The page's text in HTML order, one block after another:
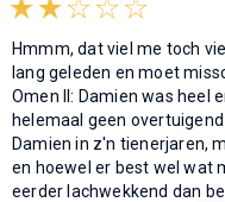
Hmmm, dat viel me toch
lang geleden en moet
Omen II: Damien was heel
helemaal geen
Damien in z'n tienerjaren,
en hoewel er best wel wat
eerder lachwekkend dan